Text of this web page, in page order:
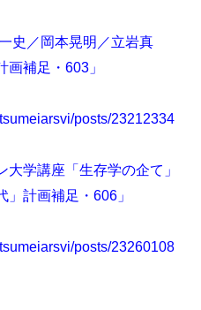
史／岡本晃明／立岩真
補足・603」
posts/23212334
大学講座「生存学の企て」
計画補足・606」
posts/23260108